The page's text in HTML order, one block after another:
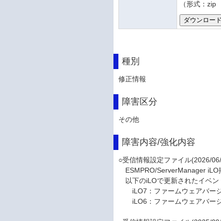
（形式：
種別
修正情報
障害区分
その他
障害内容/強化内容
○受信情報設定ファイル(2026/
ESMPRO/ServerManager iLO
以下のiLOで更新されたイベ
iLO7：ファームウェアバー
iLO6：ファームウェアバー